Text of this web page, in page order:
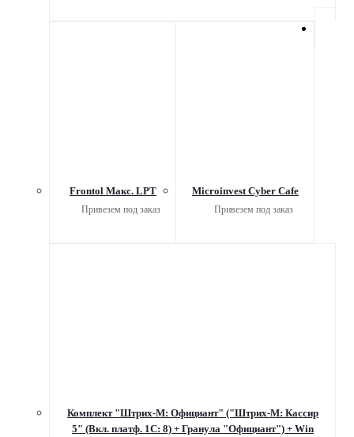
Frontol Макс. LPT
Привезем под заказ
Microinvest Cyber Cafe
Привезем под заказ
Комплект "Штрих-М: Официант" ("Штрих-М: Кассир
5" (Вкл. платф. 1C: 8) + Гранула "Официант") + Win